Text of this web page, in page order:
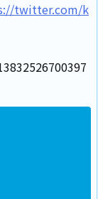
twitter.com/k